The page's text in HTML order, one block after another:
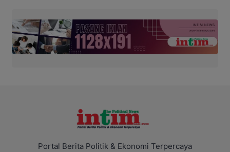
Portal Berita Politik & Ekonomi Terpercaya